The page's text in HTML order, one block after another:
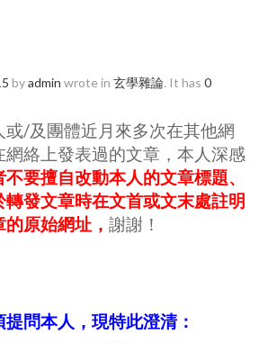
byadmin wrote in 玄學雜論. It has 0
或/及團體近月來多次在其他網
絡上發表過的文章，本人深感
不要擅自改動本人的文章標題、
轉發文章時在文首或文末處註明
原始網址， 謝謝！
問本人，現特此澄清：